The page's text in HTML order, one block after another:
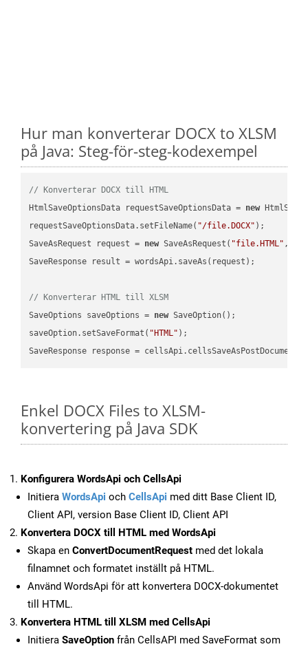
Hur man konverterar DOCX to XLSM
på Java: Steg-för-steg-kodexempel
// Konverterar DOCX till HTML
HtmlSaveOptionsData requestSaveOptionsData = new
requestSaveOptionsData.setFileName( "/file.DOCX" );
SaveAsRequest request = new SaveAsRequest( "file.HTML"
SaveResponse result = wordsApi.saveAs(request);
// Konverterar HTML till XLSM
SaveOptions saveOptions = new SaveOption();
saveOption.setSaveFormat( "HTML" );
SaveResponse response =
Enkel DOCX Files to XLSM-
konvertering på Java SDK
Konfigurera WordsApi och CellsApi
Initiera WordsApi och CellsApi med ditt Base Client ID,
Client API, version Base Client ID, Client API
Konvertera DOCX till HTML med WordsApi
Skapa en ConvertDocumentRequest med det lokala
filnamnet och formatet inställt på HTML.
Använd WordsApi för att konvertera DOCX-dokumentet
till HTML.
Konvertera HTML till XLSM med CellsApi
Initiera SaveOption från CellsAPI med SaveFormat som